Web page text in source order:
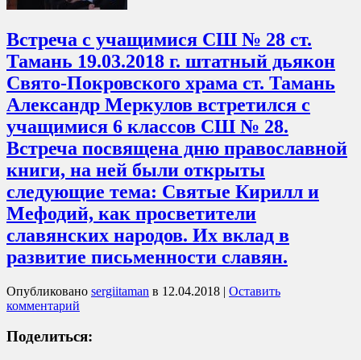
Встреча с учащимися СШ № 28 ст.
Тамань 19.03.2018 г. штатный дьякон
Свято-Покровского храма ст. Тамань
Александр Меркулов встретился с
учащимися 6 классов СШ № 28.
Встреча посвящена дню православной
книги, на ней были открыты
следующие тема: Святые Кирилл и
Мефодий, как просветители
славянских народов. Их вклад в
развитие письменности славян.
Опубликовано sergiitaman в 12.04.2018 | Оставить
комментарий
Поделиться: